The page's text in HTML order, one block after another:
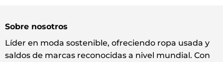
Sobre nosotros
Líder en moda sostenible, ofreciendo ropa usada y
saldos de marcas reconocidas a nivel mundial. Con